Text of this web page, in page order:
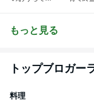
もっと見る
トップブロガー
料理